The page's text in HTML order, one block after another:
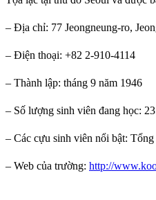
– Địa chỉ: 77 Jeongneung-ro,
– Điện thoại: +82 2-910-4114
– Thành lập: tháng 9 năm 1946
– Số lượng sinh viên đang học:
– Các cựu sinh viên nổi bật:
– Web của trường: http://